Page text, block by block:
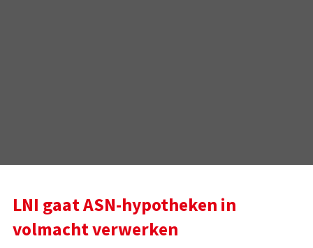
LNI gaat ASN-hypotheken in
volmacht verwerken